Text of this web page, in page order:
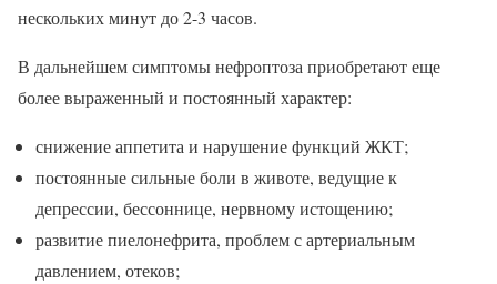
нескольких минут до 2-3 часов.
В дальнейшем симптомы нефроптоза приобретают еще
более выраженный и постоянный характер:
снижение аппетита и нарушение функций ЖКТ;
постоянные сильные боли в животе, ведущие к
депрессии, бессоннице, нервному истощению;
развитие пиелонефрита, проблем с артериальным
давлением, отеков;